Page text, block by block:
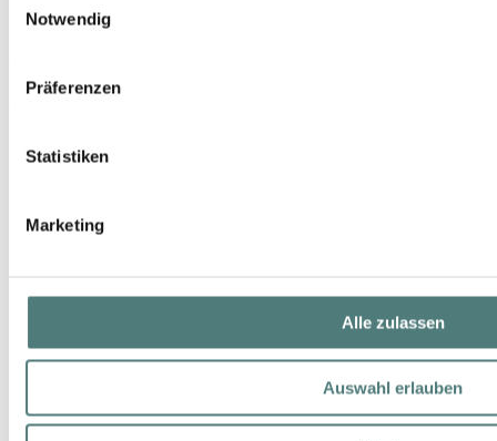
Notwendig
Präferenzen
Statistiken
Marketing
Alle zulassen
Auswahl erlauben
Liquid Facial Soap Extra-Mild
UVP 30,00 €
200 ml (15,00 € / 100 ml)